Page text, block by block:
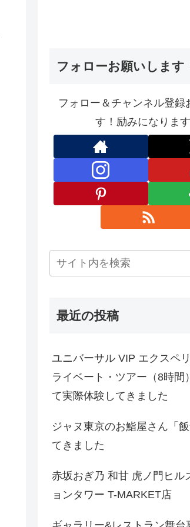
フォローお願いします
フォロー＆チャンネル登録
す！励みになります
最近の投稿
ユニバーサル VIP エクスペ
ライベート・ツアー（8時間
て実際体験してきました
ジャヌ東京のお鮨屋さん「
てきました
赤坂おぎ乃 和甘 虎ノ門ヒル
ョンタワー T-MARKET店